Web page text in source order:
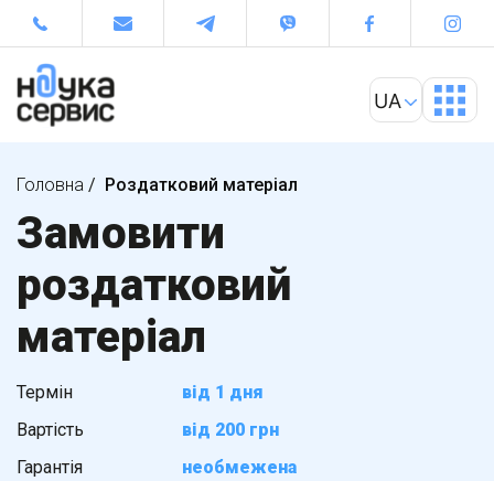
Головна / Роздатковий матеріал
Замовити
роздатковий
матеріал
Термін
від 1 дня
Вартість
від 200 грн
Гарантія
необмежена